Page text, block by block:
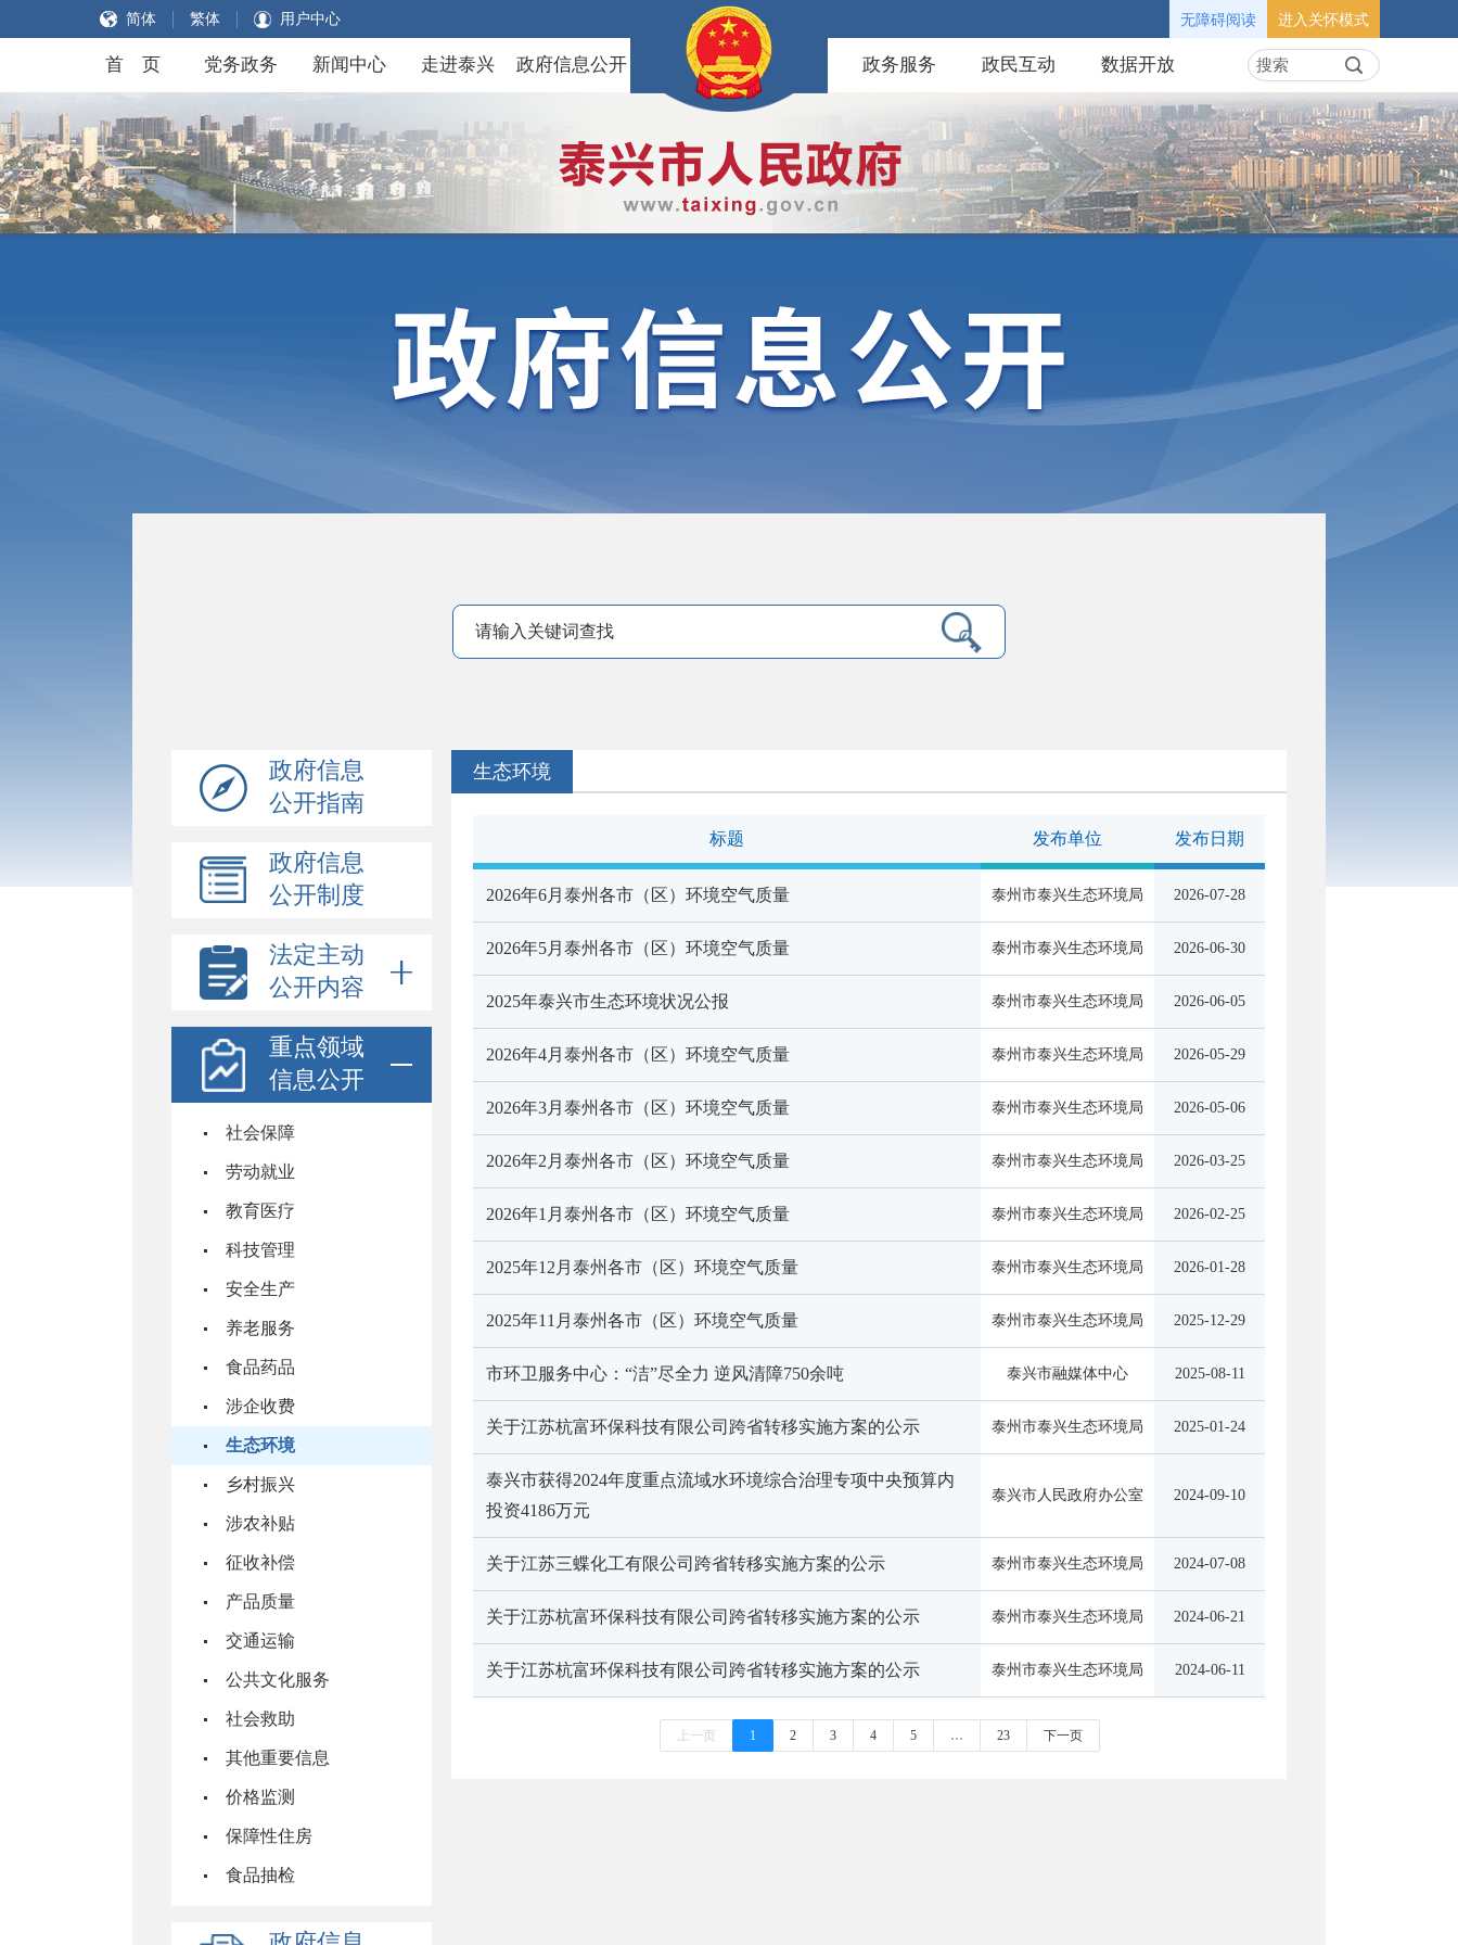
简体 繁体 用户中心 无障碍阅读 进入关怀模式
首 页 党务政务 新闻中心 走进泰兴 政府信息公开 政务服务 政民互动 数据开放
政府信息
公开指南
政府信息
公开制度
法定主动
公开内容
重点领域
信息公开
社会保障
劳动就业
教育医疗
科技管理
安全生产
养老服务
食品药品
涉企收费
生态环境
乡村振兴
涉农补贴
征收补偿
产品质量
交通运输
公共文化服务
社会救助
其他重要信息
价格监测
保障性住房
食品抽检
生态环境
标题 发布单位 发布日期
2026年6月泰州各市（区）环境空气质量 泰州市泰兴生态环境局 2026-07-28
2026年5月泰州各市（区）环境空气质量 泰州市泰兴生态环境局 2026-06-30
2025年泰兴市生态环境状况公报 泰州市泰兴生态环境局 2026-06-05
2026年4月泰州各市（区）环境空气质量 泰州市泰兴生态环境局 2026-05-29
2026年3月泰州各市（区）环境空气质量 泰州市泰兴生态环境局 2026-05-06
2026年2月泰州各市（区）环境空气质量 泰州市泰兴生态环境局 2026-03-25
2026年1月泰州各市（区）环境空气质量 泰州市泰兴生态环境局 2026-02-25
2025年12月泰州各市（区）环境空气质量 泰州市泰兴生态环境局 2026-01-28
2025年11月泰州各市（区）环境空气质量 泰州市泰兴生态环境局 2025-12-29
市环卫服务中心：“洁”尽全力 逆风清障750余吨 泰兴市融媒体中心 2025-08-11
关于江苏杭富环保科技有限公司跨省转移实施方案的公示 泰州市泰兴生态环境局 2025-01-24
泰兴市获得2024年度重点流域水环境综合治理专项中央预算内
投资4186万元
泰兴市人民政府办公室 2024-09-10
关于江苏三蝶化工有限公司跨省转移实施方案的公示 泰州市泰兴生态环境局 2024-07-08
关于江苏杭富环保科技有限公司跨省转移实施方案的公示 泰州市泰兴生态环境局 2024-06-21
关于江苏杭富环保科技有限公司跨省转移实施方案的公示 泰州市泰兴生态环境局 2024-06-11
上一页 1 2 3 4 5 … 23 下一页